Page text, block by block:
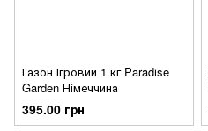
Газон Ігровий 1 кг Paradise
Garden Німеччина
395.00 грн